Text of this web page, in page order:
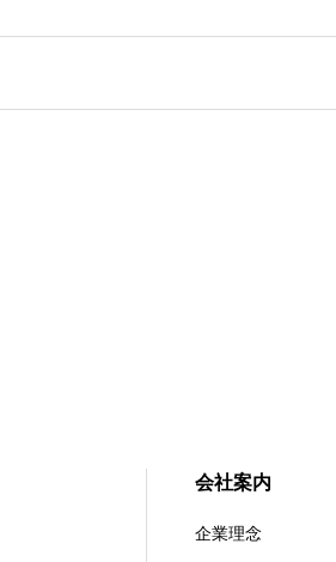
会社案内
企業理念